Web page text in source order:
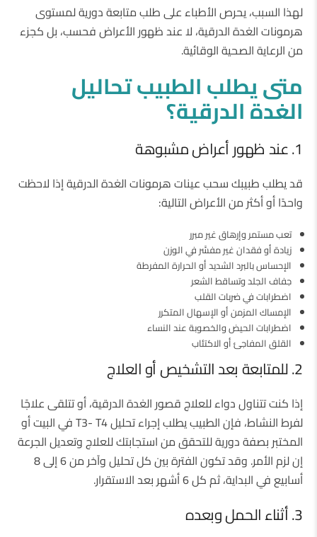
لهذا السبب، يحرص الأطباء على طلب متابعة دورية لمستوى
هرمونات الغدة الدرقية، لا عند ظهور الأعراض فحسب، بل كجزء
من الرعاية الصحية الوقائية.
متىيطلبالطبيبتحاليل
الغدةالدرقية؟
1. عند ظهور أعراض مشبوهة
قد يطلب طبيبك سحب عينات هرمونات الغدة الدرقية إذا لاحظت
واحدًا أو أكثر من الأعراض التالية:
تعب مستمر وإرهاق غير مبرر
زيادة أو فقدان غير مفسَّر في الوزن
الإحساس بالبرد الشديد أو الحرارة المفرطة
جفاف الجلد وتساقط الشعر
اضطرابات في ضربات القلب
الإمساك المزمن أو الإسهال المتكرر
اضطرابات الحيض والخصوبة عند النساء
القلق المفاجئ أو الاكتئاب
2. للمتابعة بعد التشخيص أو العلاج
إذا كنت تتناول دواء للعلاج قصور الغدة الدرقية، أو تتلقى علاجًا
لفرط النشاط، فإن الطبيب يطلب إجراء تحليل T3- T4 في البيت أو
المختبر بصفة دورية للتحقق من استجابتك للعلاج وتعديل الجرعة
إن لزم الأمر. وقد تكون الفترة بين كل تحليل وآخر من 6 إلى 8
أسابيع في البداية، ثم كل 6 أشهر بعد الاستقرار.
3. أثناء الحمل وبعده